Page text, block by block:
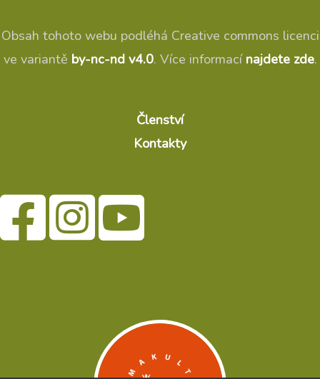
Obsah tohoto webu podléhá Creative commons licenci
ve variantě by-nc-nd v4.0. Více informací najdete zde.
Členství
Kontakty